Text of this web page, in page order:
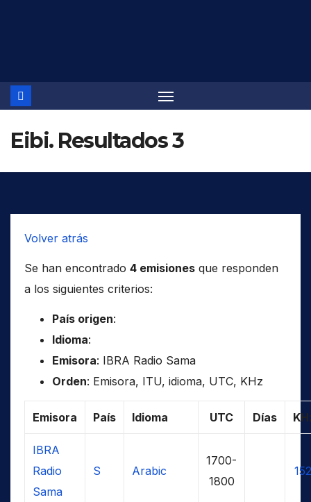
Eibi. Resultados 3
Volver atrás
Se han encontrado 4 emisiones que responden
a los siguientes criterios:
País origen:
Idioma:
Emisora: IBRA Radio Sama
Orden: Emisora, ITU, idioma, UTC, KHz
Emisora País Idioma UTC Días
IBRA
Radio
Sama
S Arabic
1700-
1800